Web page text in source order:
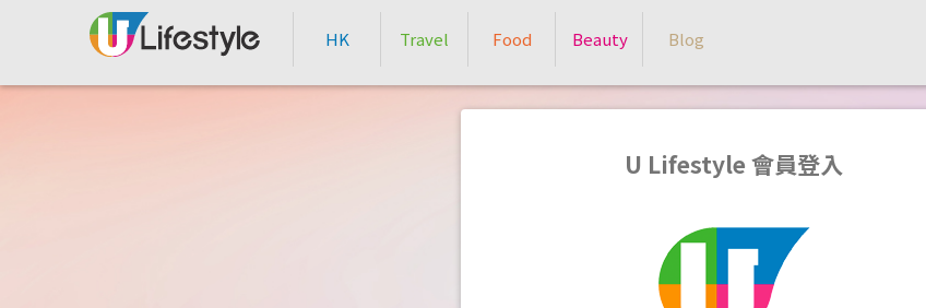
HK Travel Food Beauty Blog
U Lifestyle 會員登入